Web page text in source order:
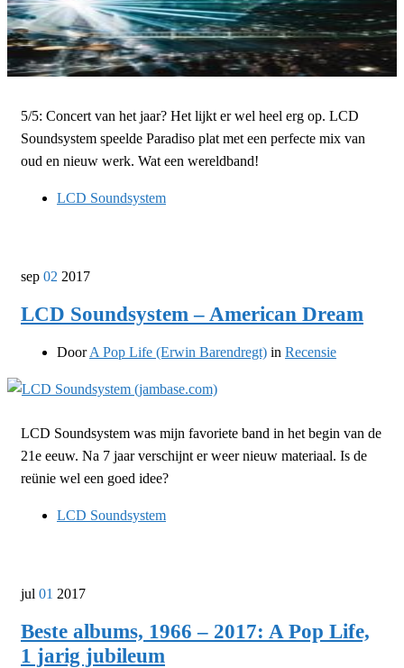
5/5: Concert van het jaar? Het lijkt er wel heel erg op. LCD
Soundsystem speelde Paradiso plat met een perfecte mix van
oud en nieuw werk. Wat een wereldband!
LCD Soundsystem
sep 02 2017
LCD Soundsystem – American Dream
DoorA Pop Life (Erwin Barendregt) in Recensie
LCD Soundsystem was mijn favoriete band in het begin van de
21e eeuw. Na 7 jaar verschijnt er weer nieuw materiaal. Is de
reünie wel een goed idee?
LCD Soundsystem
jul 01 2017
Beste albums, 1966 – 2017: A Pop Life,
1 jarig jubileum